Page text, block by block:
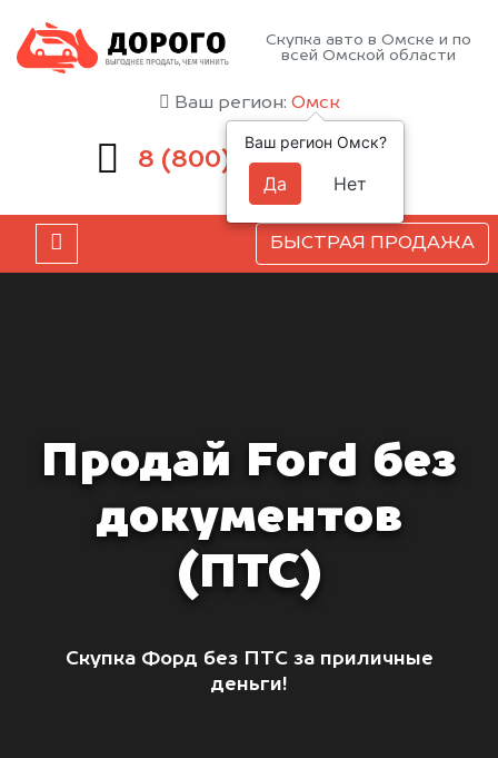
Скупка авто в Омске и по
всей Омской области
Ваш регион: Омск
8 (800) 551-81-15
БЫСТРАЯ ПРОДАЖА
Продай Ford без
документов
(ПТС)
Скупка Форд без ПТС за приличные
деньги!
Ваш регион Омск?
Да Нет